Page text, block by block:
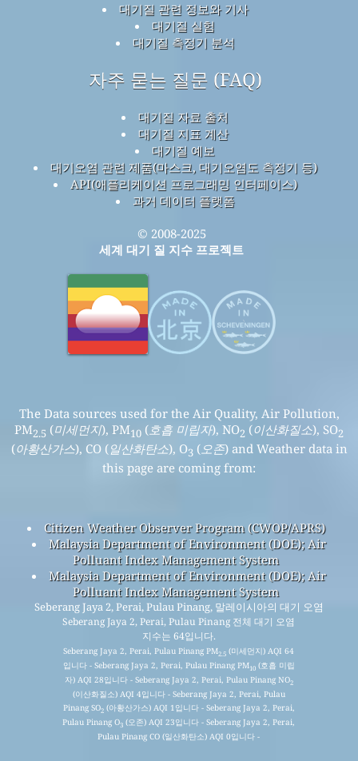
대기질 관련 정보와 기사
대기질 실험
대기질 측정기 분석
자주 묻는 질문 (FAQ)
대기질 자료 출처
대기질 지표 계산
대기질 예보
대기오염 관련 제품(마스크, 대기오염도 측정기 등)
API(애플리케이션 프로그래밍 인터페이스)
과거 데이터 플랫폼
© 2008-2025
세계 대기 질 지수 프로젝트
The Data sources used for the Air Quality, Air Pollution,
PM2.5 (미세먼지), PM10 (호흡 미립자), NO2 (이산화질소), SO2
(아황산가스), CO (일산화탄소), O3 (오존) and Weather data in
this page are coming from:
Citizen Weather Observer Program (CWOP/APRS)
Malaysia Department of Environment (DOE); Air
Polluant Index Management System
Malaysia Department of Environment (DOE); Air
Polluant Index Management System
Seberang Jaya 2, Perai, Pulau Pinang, 말레이시아의 대기 오염
Seberang Jaya 2, Perai, Pulau Pinang 전체 대기 오염
지수는 64입니다.
Seberang Jaya 2, Perai, Pulau Pinang PM2.5 (미세먼지) AQI 64
입니다 - Seberang Jaya 2, Perai, Pulau Pinang PM10(호흡 미립
자) AQI 28입니다 - Seberang Jaya 2, Perai, Pulau Pinang NO2
(이산화질소) AQI 4입니다 - Seberang Jaya 2, Perai, Pulau
Pinang SO2(아황산가스) AQI 1입니다 - Seberang Jaya 2, Perai,
Pulau Pinang O3 (오존) AQI 23입니다 - Seberang Jaya 2, Perai,
Pulau Pinang CO (일산화탄소) AQI 0입니다 -